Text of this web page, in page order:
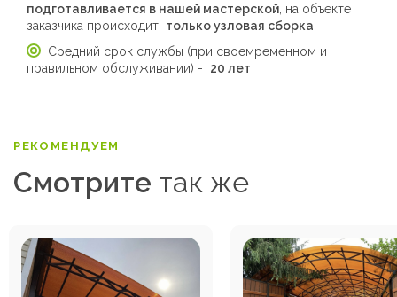
подготавливается в нашей мастерской , на объекте
заказчика происходит только узловая сборка
Средний срок службы (при своемременном и
правильном обслуживании) - 20 лет
РЕКОМЕНДУЕМ
Смотрите так же